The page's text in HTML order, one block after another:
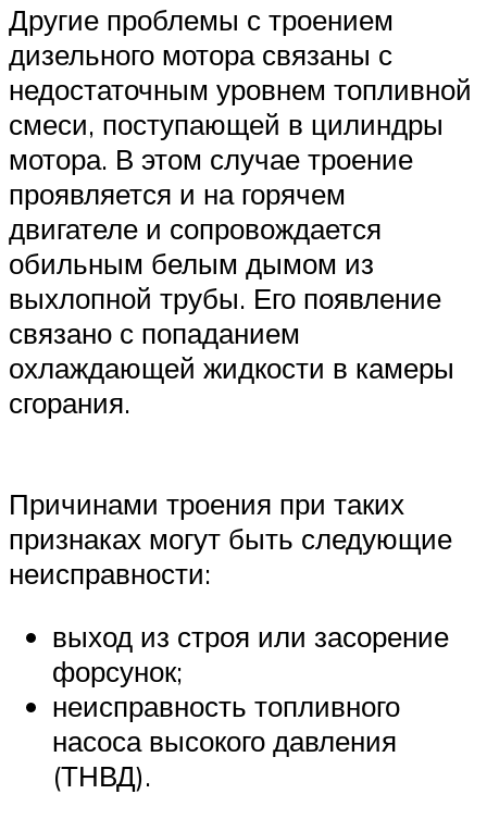
Другие проблемы с троением
дизельного мотора связаны с
недостаточным уровнем топливной
смеси, поступающей в цилиндры
мотора. В этом случае троение
проявляется и на горячем
двигателе и сопровождается
обильным белым дымом из
выхлопной трубы. Его появление
связано с попаданием
охлаждающей жидкости в камеры
сгорания.
Причинами троения при таких
признаках могут быть следующие
неисправности:
выход из строя или засорение
форсунок;
неисправность топливного
насоса высокого давления
(ТНВД).